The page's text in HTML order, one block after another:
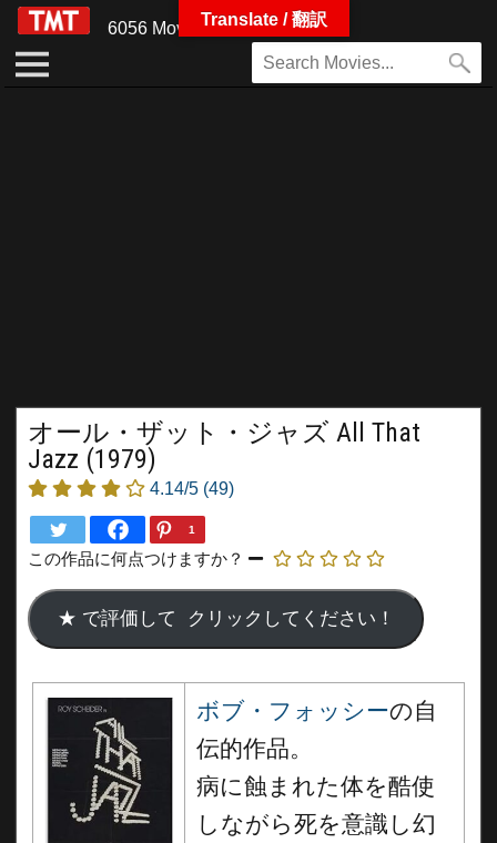
6056 Movies
オール・ザット・ジャズ All That
Jazz (1979)
4.14/5 (49)
1
この作品に何点つけますか？
ボブ・フォッシーの自
伝的作品。
病に蝕まれた体を酷使
しながら死を意識し幻
Translate / 翻訳